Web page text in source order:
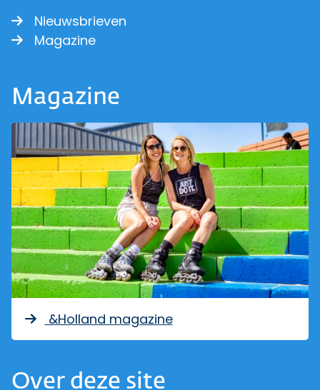
Nieuwsbrieven
Magazine
Magazine
&Holland magazine
Over deze site